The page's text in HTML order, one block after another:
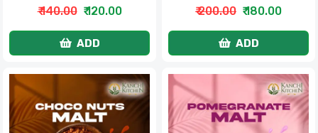
₹ 140.00 ₹ 120.00
ADD
₹ 200.00 ₹ 180.00
ADD